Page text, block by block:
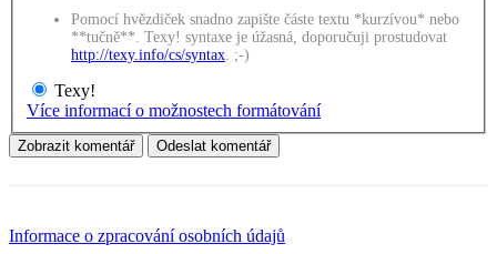
Pomocí hvězdiček snadno zapište částe textu *kurzívou* nebo
**tučně**. Texy! syntaxe je úžasná, doporučuji prostudovat
http://texy.info/cs/syntax . ;-)
Texy!
Více informací o možnostech formátování
Informace o zpracování osobních údajů